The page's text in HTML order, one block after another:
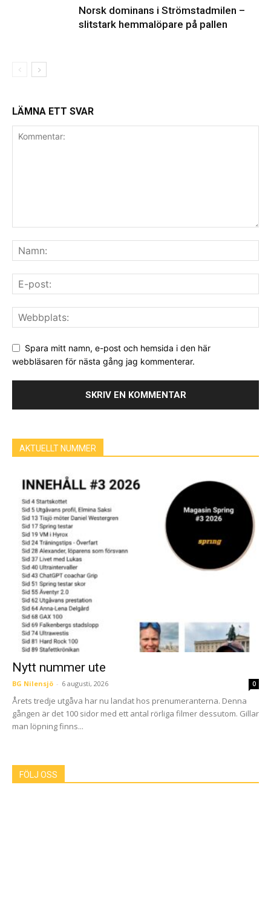
Norsk dominans i Strömstadmilen –
slitstark hemmalöpare på pallen
LÄMNA ETT SVAR
Spara mitt namn, e-post och hemsida i den här
webbläsaren för nästa gång jag kommenterar.
AKTUELLT NUMMER
Nytt nummer ute
BG Nilensjö - 6 augusti, 2026 0
Årets tredje utgåva har nu landat hos prenumeranterna. Denna
gången är det 100 sidor med ett antal rörliga filmer dessutom. Gillar
man löpning finns...
FÖLJ OSS